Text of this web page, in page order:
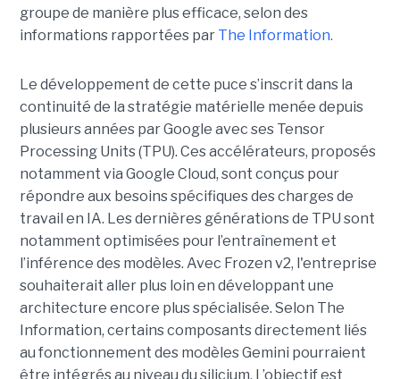
groupe de manière plus efficace, selon des
informations rapportées par The Information.
Le développement de cette puce s’inscrit dans la
continuité de la stratégie matérielle menée depuis
plusieurs années par Google avec ses Tensor
Processing Units (TPU). Ces accélérateurs, proposés
notamment via Google Cloud, sont conçus pour
répondre aux besoins spécifiques des charges de
travail en IA. Les dernières générations de TPU sont
notamment optimisées pour l’entraînement et
l’inférence des modèles. Avec Frozen v2, l'entreprise
souhaiterait aller plus loin en développant une
architecture encore plus spécialisée. Selon The
Information, certains composants directement liés
au fonctionnement des modèles Gemini pourraient
être intégrés au niveau du silicium. L’objectif est